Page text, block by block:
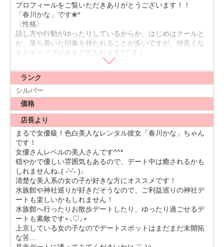
プロフィールをご覧いただきありがとうございます！！
「春川かな」です❀*
〈性格〉
話し方や行動がゆったりしているからか、はじめはクールと
か、落ち着いた印象を持たれることが多いですが、仲良くな
るとギャップがあると言われます∑(ﾟДﾟ)
彼氏さんにはいろんな私を知って欲しいです♡
友達には聞き上手だねって言ってもらえることも多いです！
よく相談にも乗っているので、楽しいお話以外にも何か落ち
込んだことがあれば何でもお話してくださいね✨
〈好きなこと〉
食べることと、水族館・神社巡りが好きです♡
嫌いな食べ物はありません！
和食、中華、イタリアン、フレンチ、何でもよく食べます🤤
🍽
私は普段は自炊派で、外食はたまにしかしないのであまりお
店に詳しくありません😖
ここ美味しいよ！っていうお店があれば是非教えてください
🙌
ちなみにお酒も苦手なものはありません！
一番好きなお酒は焼酎です♪
あとは珍しいネーミングのものにも目を奪われがちです👀
居酒屋デートもできたら嬉しいな♡
休日はよく水族館に行ったり、神社巡りをしています！
水族館は一人でも行きますが、やっぱり彼氏さんと行くのが
ランク
シルバー
価格
店長より
まるで女優級！色白美人なレンタル彼女「春川かな」ちゃん
です！
女優さんレベルの美人さんです^^*
穏やかで優しい雰囲気もあるので、デート中は癒されるかも
しれませんね⸜( ˶'ᵕ'˶ )⸝
清楚な美人系の女の子が好きな方にオススメです！
水族館や神社巡りが好きだそうなので、ご利益巡りの神社デ
ートも楽しいかもしれません！
水族館へ行ったりお散歩デートしたり、ゆったり過ごせるデ
ートも素敵です⋆⸜♡⸝‍⋆
上京している女の子なのでデートスポットはまだまだ未開拓
な筈…